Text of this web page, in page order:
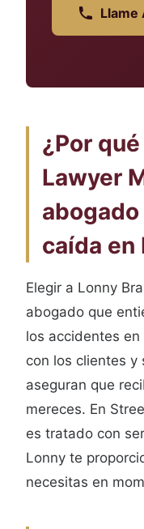
¿Por
Lawyer
caída en
Elegir a Lonny
abogado que
los accidentes
con los clientes y
aseguran que
mereces. En
es tratado con
Lonny te
necesitas en